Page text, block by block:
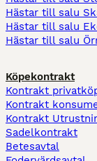
Hästar till salu
Hästar till salu
Hästar till salu
Köpekontrakt
Kontrakt
Kontrakt
Kontrakt
Sadelkontrakt
Betesavtal